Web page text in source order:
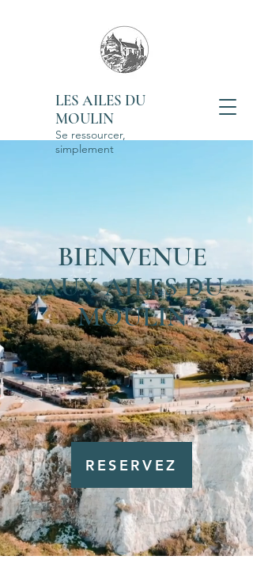
LES AILES DU
MOULIN
Se ressourcer,
simplement
BIENVENUE
AUX AILES DU
MOULIN
RESERVEZ